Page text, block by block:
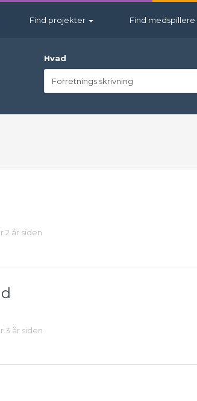
Find projekter Find medspillere
Hvad
2 år siden
3 år siden